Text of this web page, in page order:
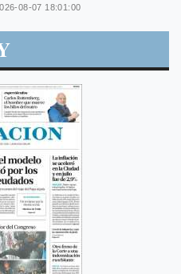
08-07 18:01:00